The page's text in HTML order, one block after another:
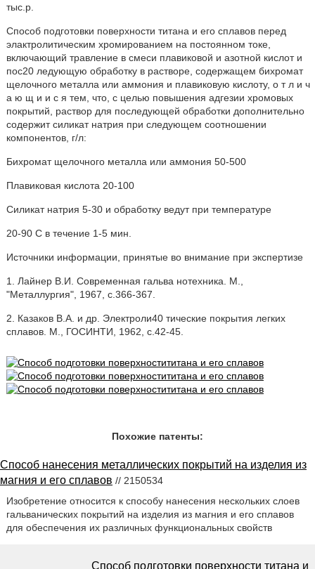
тыс.р.
Способ подготовки поверхности титана и его сплавов перед
элактролитическим хромированием на постоянном токе,
включающий травление в смеси плавиковой и азотной кислот и
пос20 ледующую обработку в растворе, содержащем бихромат
щелочного металла или аммония и плавиковую кислоту, о т л и ч
а ю щ и и с я тем, что, с целью повышения адгезии хромовых
покрытий, раствор для последующей обработки дополнительно
содержит силикат натрия при следующем соотношении
компонентов, г/л:
Бихромат щелочного металла или аммония 50-500
Плавиковая кислота 20-100
Силикат натрия 5-30 и обработку ведут при температуре
20-90 С в течение 1-5 мин.
Источники информации, принятые во внимание при экспертизе
1. Лайнер В.И. Современная гальва нотехника. M.,
"Металлургия", 1967, с.366-367.
2. Казаков В.А. и др. Электроли40 тические покрытия легких
сплавов. M., ГОСИНТИ, 1962, с.42-45.
Похожие патенты:
Способ нанесения металлических покрытий на изделия из
магния и его сплавов // 2150534
Изобретение относится к способу нанесения нескольких слоев
гальванических покрытий на изделия из магния и его сплавов
для обеспечения их различных функциональных свойств
Способ подготовки поверхности титана и